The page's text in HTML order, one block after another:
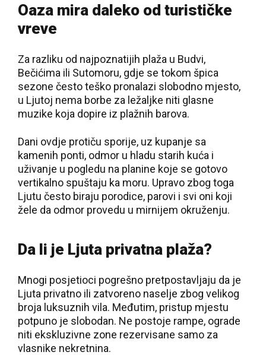
Oaza mira daleko od turističke
vreve
Za razliku od najpoznatijih plaža u Budvi,
Bečićima ili Sutomoru, gdje se tokom špica
sezone često teško pronalazi slobodno mjesto,
u Ljutoj nema borbe za ležaljke niti glasne
muzike koja dopire iz plažnih barova.
Dani ovdje protiču sporije, uz kupanje sa
kamenih ponti, odmor u hladu starih kuća i
uživanje u pogledu na planine koje se gotovo
vertikalno spuštaju ka moru. Upravo zbog toga
Ljutu često biraju porodice, parovi i svi oni koji
žele da odmor provedu u mirnijem okruženju.
Da li je Ljuta privatna plaža?
Mnogi posjetioci pogrešno pretpostavljaju da je
Ljuta privatno ili zatvoreno naselje zbog velikog
broja luksuznih vila. Međutim, pristup mjestu
potpuno je slobodan. Ne postoje rampe, ograde
niti ekskluzivne zone rezervisane samo za
vlasnike nekretnina.